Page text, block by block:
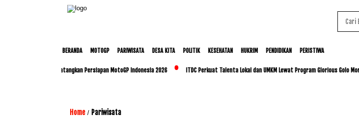
BERANDA MOTOGP PARIWISATA DESA KITA POLITIK KESEHATAN HUKRIM PENDIDIKAN PERISTIWA
Polda NTB Matangkan Persiapan MotoGP Indonesia 2026 ITDC Perkuat Talenta Lokal dan UMKM Lewat Program Glorious Golo Mori
Home / Pariwisata